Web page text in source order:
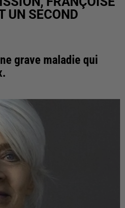
UN SECOND
grave maladie qui